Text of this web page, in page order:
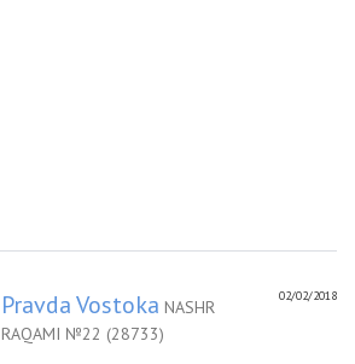
02/02/2018
Pravda Vostoka NASHR
RAQAMI №22 (28733)